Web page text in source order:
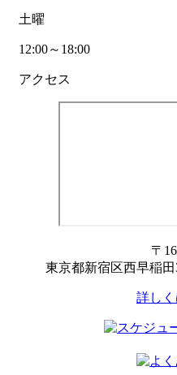
土曜
12:00～18:00
アクセス
〒
東京都新宿区西早稲
詳し